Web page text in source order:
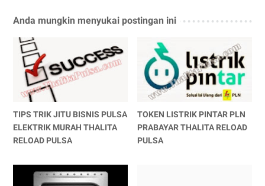
Anda mungkin menyukai postingan ini
TIPS TRIK JITU BISNIS PULSA
ELEKTRIK MURAH THALITA
RELOAD PULSA
TOKEN LISTRIK PINTAR PLN
PRABAYAR THALITA RELOAD
PULSA